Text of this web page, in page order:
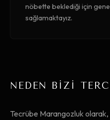
nöbette beklediği için
sağlamaktayız.
NEDEN BİZİ
Tecrübe Marangozluk olarak,